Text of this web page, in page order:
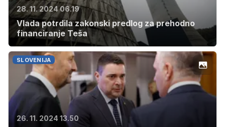
28. 11. 2024 06.19
Vlada potrdila zakonski predlog za prehodno
financiranje Teša
SLOVENIJA
26. 11. 2024 13.50